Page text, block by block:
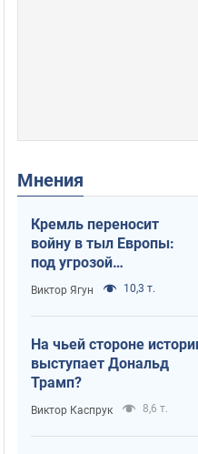
Мнения
Кремль переносит
войну в тыл Европы:
под угрозой
критическая
логистика
Виктор Ягун 10,3 т.
На чьей стороне
выступает Дональд
Трамп?
Виктор Каспрук 8,6 т.